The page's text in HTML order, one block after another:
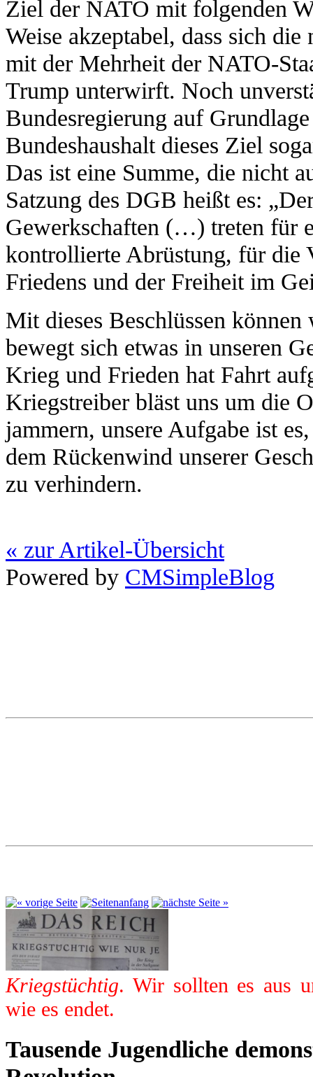
Ziel der NATO mit folgenden
Weise akzeptabel, dass sich
mit der Mehrheit der NATO-
Trump unterwirft. Noch
Bundesregierung auf
Bundeshaushalt dieses Ziel
Das ist eine Summe, die nicht
Satzung des DGB heißt es:
Gewerkschaften (…) treten für
kontrollierte Abrüstung, für die
Friedens und der Freiheit im
Mit dieses Beschlüssen
bewegt sich etwas in unseren
Krieg und Frieden hat Fahrt
Kriegstreiber bläst uns um die
jammern, unsere Aufgabe ist
dem Rückenwind unserer
zu verhindern.
« zur Artikel-Übersicht
Powered by CMSimpleBlog
Kriegstüchtig. Wir sollten es aus
wie es endet.
Tausende Jugendliche